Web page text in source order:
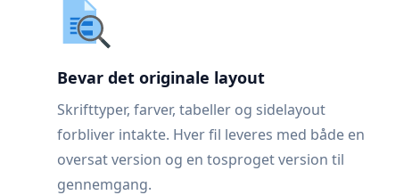
Bevar det originale layout
Skrifttyper, farver, tabeller og sidelayout
forbliver intakte. Hver fil leveres med både en
oversat version og en tosproget version til
gennemgang.